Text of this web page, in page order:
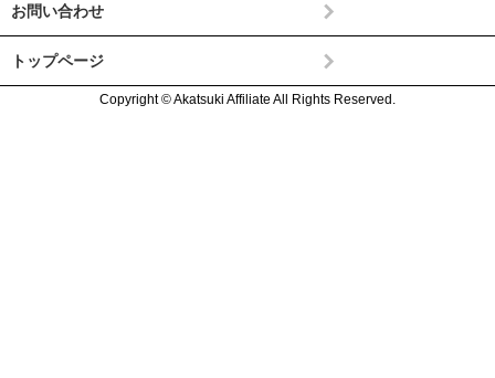
お問い合わせ
トップページ
Copyright © Akatsuki Affiliate All Rights Reserved.